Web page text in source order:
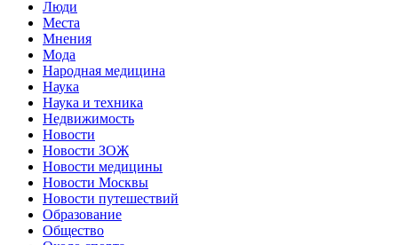
Люди
Места
Мнения
Мода
Народная медицина
Наука
Наука и техника
Недвижимость
Новости
Новости ЗОЖ
Новости медицины
Новости Москвы
Новости путешествий
Образование
Общество